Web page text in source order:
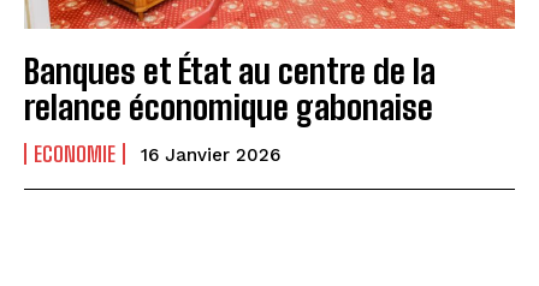
Banques et État au centre de la
relance économique gabonaise
ECONOMIE 16 Janvier 2026